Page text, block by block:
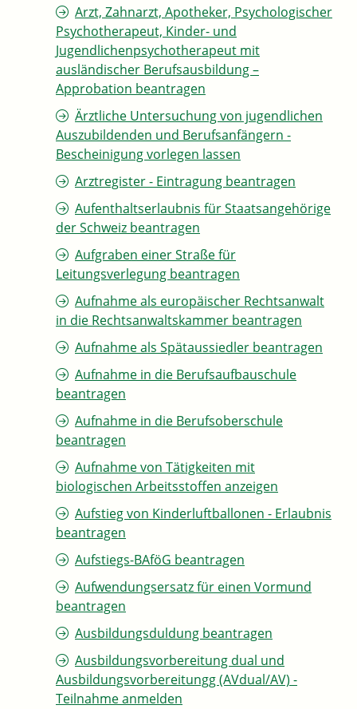
Arzt, Zahnarzt, Apotheker, Psychologischer
Psychotherapeut, Kinder- und
Jugendlichenpsychotherapeut mit
ausländischer Berufsausbildung –
Approbation beantragen
Ärztliche Untersuchung von jugendlichen
Auszubildenden und Berufsanfängern -
Bescheinigung vorlegen lassen
Arztregister - Eintragung beantragen
Aufenthaltserlaubnis für Staatsangehörige
der Schweiz beantragen
Aufgraben einer Straße für
Leitungsverlegung beantragen
Aufnahme als europäischer Rechtsanwalt
in die Rechtsanwaltskammer beantragen
Aufnahme als Spätaussiedler beantragen
Aufnahme in die Berufsaufbauschule
beantragen
Aufnahme in die Berufsoberschule
beantragen
Aufnahme von Tätigkeiten mit
biologischen Arbeitsstoffen anzeigen
Aufstieg von Kinderluftballonen - Erlaubnis
beantragen
Aufstiegs-BAföG beantragen
Aufwendungsersatz für einen Vormund
beantragen
Ausbildungsduldung beantragen
Ausbildungsvorbereitung dual und
Ausbildungsvorbereitungg (AVdual/AV) -
Teilnahme anmelden